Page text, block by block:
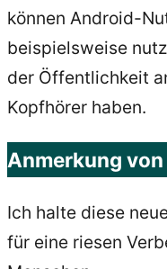
können Android-
beispielsweise
der Öffentlichkeit
Kopfhörer haben.
Anmerkung
Ich halte diese
für eine riesen